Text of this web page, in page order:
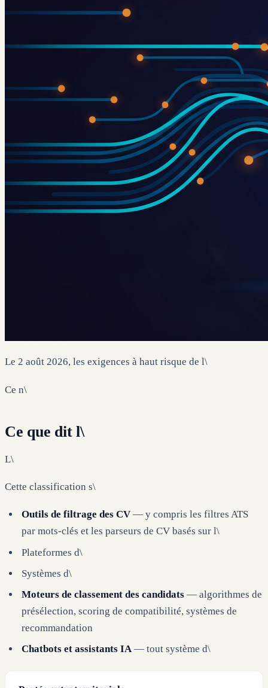
Le 2 août 2026, les exigences à haut risque de l\
Ce n\
Ce que dit l\
L\
Cette classification s\
Outils de filtrage des CV — y compris les filtres ATS
par mots-clés et les parseurs de CV basés sur l\
Plateformes d\
Systèmes d\
Moteurs de classement des candidats — algorithmes de
présélection, scoring de compatibilité, systèmes de
recommandation
Chatbots et assistants IA— tout système d\